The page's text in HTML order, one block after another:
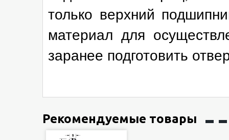
только верхний
материал для
заранее подготовить
Рекомендуемые товары